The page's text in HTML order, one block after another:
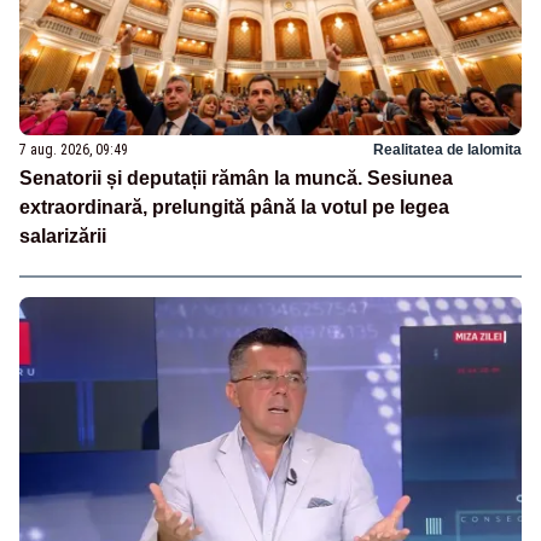
7 aug. 2026, 09:49 Realitatea de Ialomita
Senatorii și deputații rămân la muncă. Sesiunea
extraordinară, prelungită până la votul pe legea
salarizării